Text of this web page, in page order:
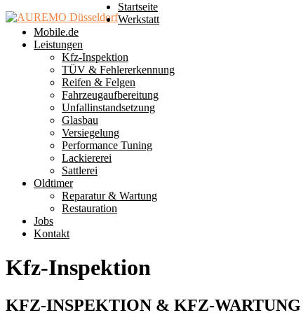
Startseite
Werkstatt
Mobile.de
Leistungen
Kfz-Inspektion
TÜV & Fehlererkennung
Reifen & Felgen
Fahrzeugaufbereitung
Unfallinstandsetzung
Glasbau
Versiegelung
Performance Tuning
Lackiererei
Sattlerei
Oldtimer
Reparatur & Wartung
Restauration
Jobs
Kontakt
Kfz-Inspektion
KFZ-INSPEKTION & KFZ-WARTUNG